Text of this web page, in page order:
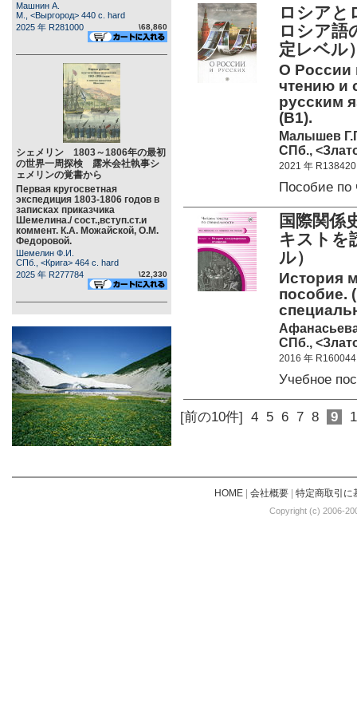
Машнин А.
М., <Выргород> 440 c. hard
2025 年 R281000
\68,860
シェメリン 1803～1806年の最初
の世界一周探検 露米会社執事シ
ェメリンの覚書から
Первая кругосветная
экспедиция 1803-1806 годов в
записках приказчика
Шемелина./ сост.,вступ.ст.и
коммент. К.А. Можайской, О.М.
Федоровой.
Шемелин Ф.И.
СПб., <Крига> 464 c. hard
2025 年 R277784
\22,330
ロシア
ロシア語
定レベル
О России
чтению и
русским
(B1).
Малышев
СПб.,
2021 年 R138420
Пособие по
国際関
キストを
ル）
История
пособие.
СПб.,
2016 年 R160044
Учебное
[前の10件] 4 5 6 7 8 9
HOME| 会社概要| 特定商取引に
Copyright (c) 2006-